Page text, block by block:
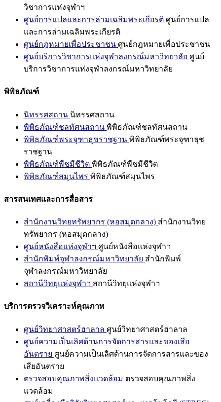
วิชาการแห่งจุฬาฯ
ศูนย์การแปลและการล่ามเฉลิมพระเกียรติ ศูนย์การแปล
และการล่ามเฉลิมพระเกียรติ
ศูนย์กฎหมายเพื่อประชาชน ศูนย์กฎหมายเพื่อประชาชน
ศูนย์บริการวิชาการแห่งจุฬาลงกรณ์มหาวิทยาลัย ศูนย์
บริการวิชาการแห่งจุฬาลงกรณ์มหาวิทยาลัย
พิพิธภัณฑ์
นิทรรศสถาน นิทรรศสถาน
พิพิธภัณฑ์ชลทัศนสถาน พิพิธภัณฑ์ชลทัศนสถาน
พิพิธภัณฑ์พระจุฑาธุชราชฐาน พิพิธภัณฑ์พระจุฑาธุช
ราชฐาน
พิพิธภัณฑ์พืชมีชีวิต พิพิธภัณฑ์พืชมีชีวิต
พิพิธภัณฑ์สมุนไพร พิพิธภัณฑ์สมุนไพร
สารสนเทศและการสื่อสาร
สำนักงานวิทยทรัพยากร (หอสมุดกลาง) สำนักงานวิทย
ทรัพยากร (หอสมุดกลาง)
ศูนย์หนังสือแห่งจุฬาฯ ศูนย์หนังสือแห่งจุฬาฯ
สำนักพิมพ์จุฬาลงกรณ์มหาวิทยาลัย สำนักพิมพ์
จุฬาลงกรณ์มหาวิทยาลัย
สถานีวิทยุแห่งจุฬาฯ สถานีวิทยุแห่งจุฬาฯ
บริการตรวจวิเคราะห์คุณภาพ
ศูนย์วิทยาศาสตร์ฮาลาล ศูนย์วิทยาศาสตร์ฮาลาล
ศูนย์ความเป็นเลิศด้านการจัดการสารและของเสีย
อันตราย ศูนย์ความเป็นเลิศด้านการจัดการสารและของ
เสียอันตราย
ตรวจสอบคุณภาพสิ่งแวดล้อม ตรวจสอบคุณภาพสิ่ง
แวดล้อม